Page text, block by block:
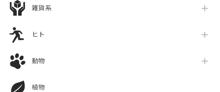
雑貨系
ヒト
動物
植物